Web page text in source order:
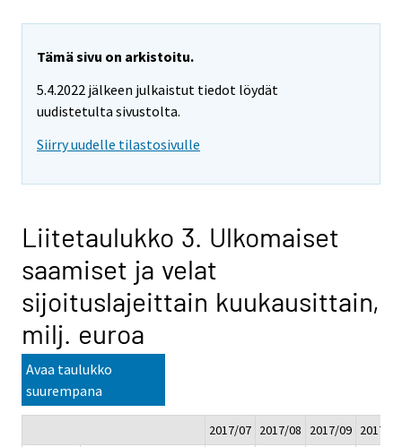
Tämä sivu on arkistoitu.
5.4.2022 jälkeen julkaistut tiedot löydät
uudistetulta sivustolta.
Siirry uudelle tilastosivulle
Liitetaulukko 3. Ulkomaiset
saamiset ja velat
sijoituslajeittain kuukausittain,
milj. euroa
Avaa taulukko
suurempana
2017/07 2017/08 2017/09 2017/10